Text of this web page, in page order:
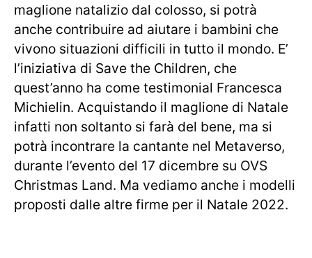
maglione natalizio dal colosso, si potrà
anche contribuire ad aiutare i bambini che
vivono situazioni difficili in tutto il mondo. E’
l’iniziativa di Save the Children, che
quest’anno ha come testimonial Francesca
Michielin. Acquistando il maglione di Natale
infatti non soltanto si farà del bene, ma si
potrà incontrare la cantante nel Metaverso,
durante l’evento del 17 dicembre su OVS
Christmas Land. Ma vediamo anche i modelli
proposti dalle altre firme per il Natale 2022.